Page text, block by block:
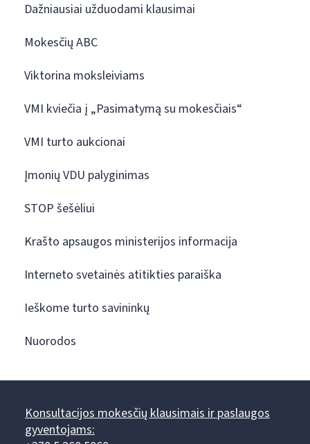
Dažniausiai užduodami klausimai
Mokesčių ABC
Viktorina moksleiviams
VMI kviečia į „Pasimatymą su mokesčiais“
VMI turto aukcionai
Įmonių VDU palyginimas
STOP šešėliui
Krašto apsaugos ministerijos informacija
Interneto svetainės atitikties paraiška
Ieškome turto savininkų
Nuorodos
Konsultacijos mokesčių klausimais ir paslaugos
gyventojams: